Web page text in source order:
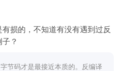
损的，不知道有没有遇到过反
？
节码才是最接近本质的。反编译